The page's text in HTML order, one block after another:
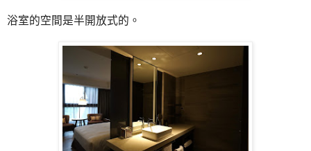
浴室的空間是半開放式的。